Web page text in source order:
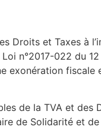
Droits et Taxes à
n°2017-022 du
exonération fiscale
de la TVA et des
de Solidarité et